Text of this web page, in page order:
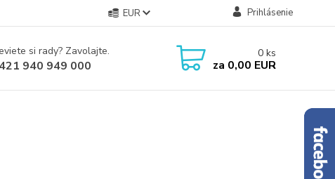
EUR Prihlásenie
si rady? Zavolajte.
940 949 000
0 ks
za 0,00 EUR